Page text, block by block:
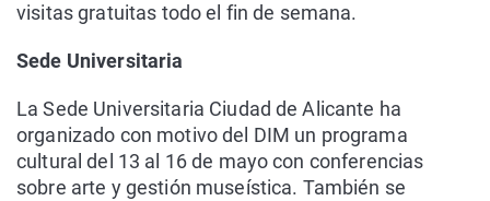
visitas gratuitas todo el fin de semana.
Sede Universitaria
La Sede Universitaria Ciudad de Alicante ha
organizado con motivo del DIM un programa
cultural del 13 al 16 de mayo con conferencias
sobre arte y gestión museística. También se